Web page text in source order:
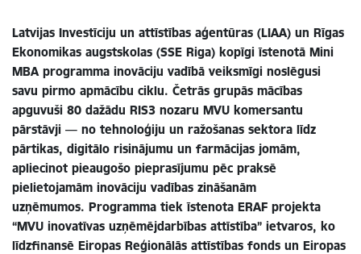
Latvijas Investīciju un attīstības aģentūras (LIAA) un Rīgas
Ekonomikas augstskolas (SSE Riga) kopīgi īstenotā Mini
MBA programma inovāciju vadībā veiksmīgi noslēgusi
savu pirmo apmācību ciklu. Četrās grupās mācības
apguvuši 80 dažādu RIS3 nozaru MVU komersantu
pārstāvji — no tehnoloģiju un ražošanas sektora līdz
pārtikas, digitālo risinājumu un farmācijas jomām,
apliecinot pieaugošo pieprasījumu pēc praksē
pielietojamām inovāciju vadības zināšanām
uzņēmumos. Programma tiek īstenota ERAF projekta
“MVU inovatīvas uzņēmējdarbības attīstība” ietvaros, ko
līdzfinansē Eiropas Reģionālās attīstības fonds un Eiropas